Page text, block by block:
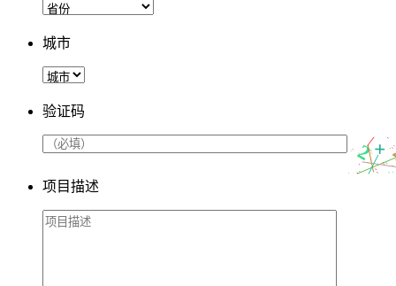
城市
验证码
项目描述